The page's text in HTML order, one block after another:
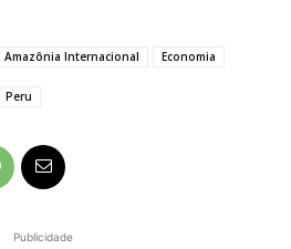
Amazônia Internacional Economia
Peru
Publicidade